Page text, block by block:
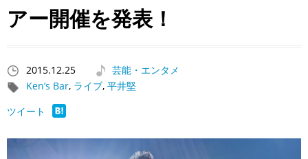
アー開催を発表！
2015.12.25
芸能・エンタメ
Ken’s Bar, ライブ, 平井堅
ツイート